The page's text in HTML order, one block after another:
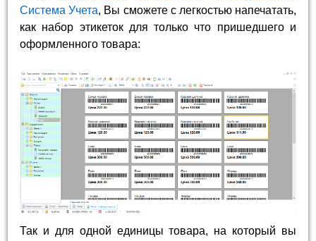
Система Учета, Вы сможете с легкостью напечатать,
как набор этикеток для только что пришедшего и
оформленного товара:
Так и для одной единицы товара, на который вы